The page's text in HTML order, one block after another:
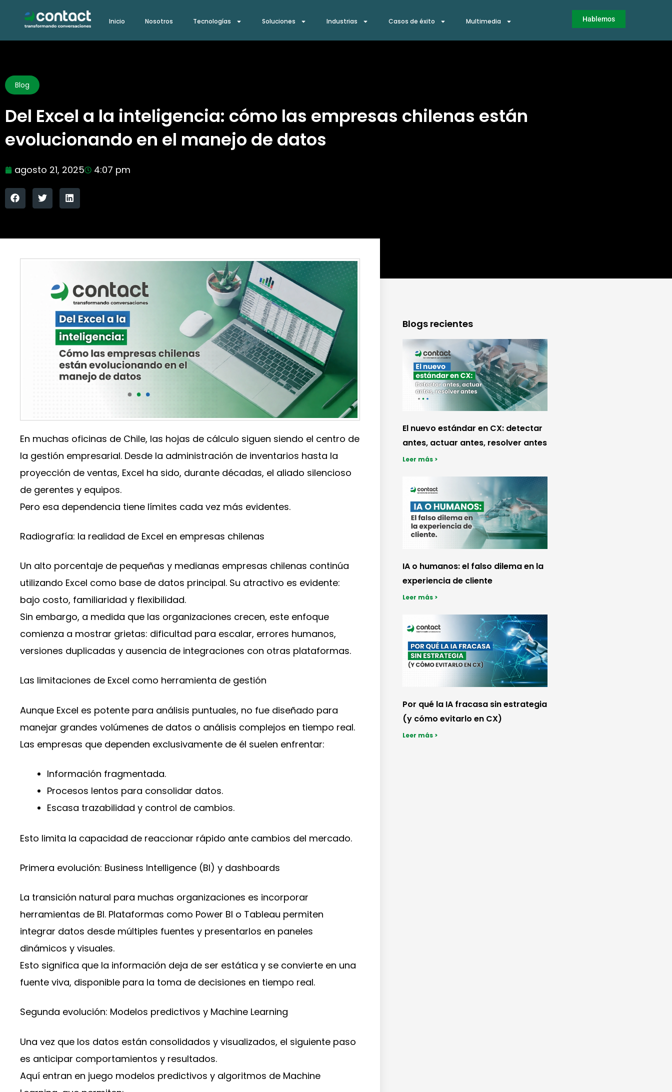
contenido
Inicio Nosotros Tecnologías Soluciones Industrias Casos de éxito Multimedia Hablemos
Blog
Del Excel a la inteligencia: cómo las empresas chilenas están
evolucionando en el manejo de datos
agosto 21, 2025 4:07 pm
En muchas oficinas de Chile, las hojas de cálculo siguen siendo el centro de
la gestión empresarial. Desde la administración de inventarios hasta la
proyección de ventas, Excel ha sido, durante décadas, el aliado silencioso
de gerentes y equipos.
Pero esa dependencia tiene límites cada vez más evidentes.
Radiografía: la realidad de Excel en empresas chilenas
Un alto porcentaje de pequeñas y medianas empresas chilenas continúa
utilizando Excel como base de datos principal. Su atractivo es evidente:
bajo costo, familiaridad y flexibilidad.
Sin embargo, a medida que las organizaciones crecen, este enfoque
comienza a mostrar grietas: dificultad para escalar, errores humanos,
versiones duplicadas y ausencia de integraciones con otras plataformas.
Las limitaciones de Excel como herramienta de gestión
Aunque Excel es potente para análisis puntuales, no fue diseñado para
manejar grandes volúmenes de datos o análisis complejos en tiempo real.
Las empresas que dependen exclusivamente de él suelen enfrentar:
Información fragmentada.
Procesos lentos para consolidar datos.
Escasa trazabilidad y control de cambios.
Esto limita la capacidad de reaccionar rápido ante cambios del mercado.
Primera evolución: Business Intelligence (BI) y dashboards
La transición natural para muchas organizaciones es incorporar
herramientas de BI. Plataformas como Power BI o Tableau permiten
integrar datos desde múltiples fuentes y presentarlos en paneles
dinámicos y visuales.
Esto significa que la información deja de ser estática y se convierte en una
fuente viva, disponible para la toma de decisiones en tiempo real.
Segunda evolución: Modelos predictivos y Machine Learning
Una vez que los datos están consolidados y visualizados, el siguiente paso
es anticipar comportamientos y resultados.
Aquí entran en juego modelos predictivos y algoritmos de Machine
Blogs recientes
El nuevo estándar en CX: detectar
antes, actuar antes, resolver antes
Leer más >
IA o humanos: el falso dilema en la
experiencia de cliente
Leer más >
Por qué la IA fracasa sin estrategia
(y cómo evitarlo en CX)
Leer más >